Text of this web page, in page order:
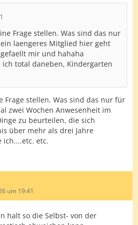
Frage stellen. Was sind das nur
laengeres Mitglied hier geht
mir und hahaha
ich total daneben, Kindergarten
Frage stellen. Was sind das nur für
zwei Wochen Anwesenheit im
zu beurteilen, die sich
über mehr als drei Jahre
ich....etc. etc.
um 19:41
halt so die Selbst- von der